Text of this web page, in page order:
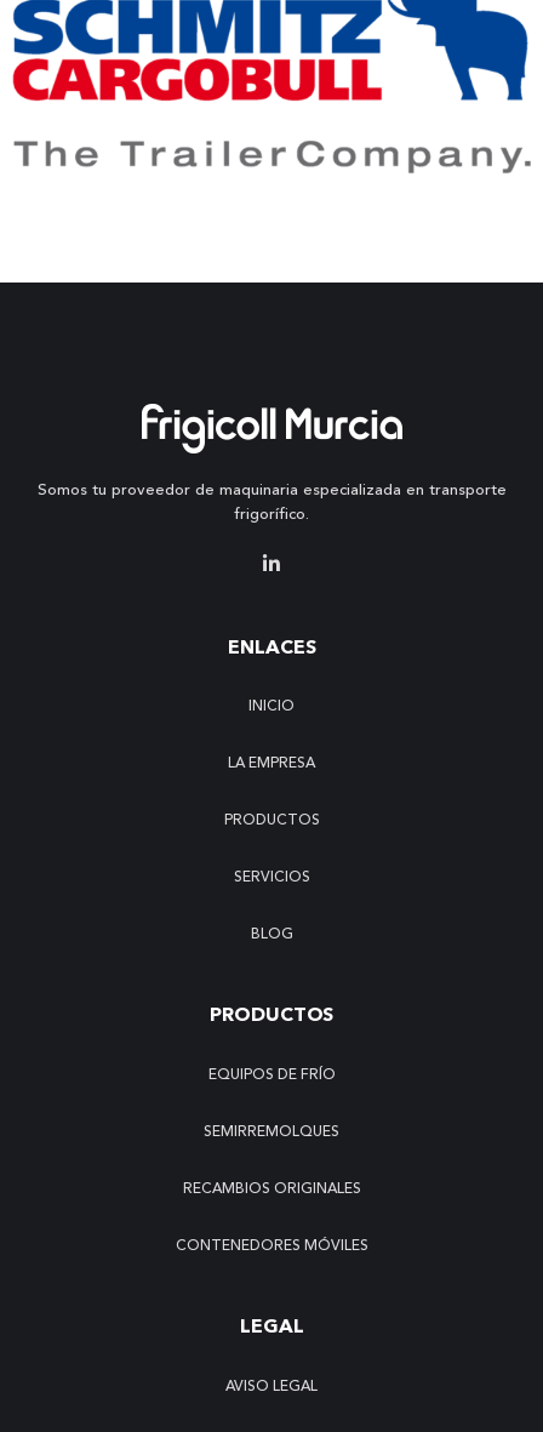
Somos tu proveedor de maquinaria especializada en transporte
frigorífico.
ENLACES
INICIO
LA EMPRESA
PRODUCTOS
SERVICIOS
BLOG
PRODUCTOS
EQUIPOS DE FRÍO
SEMIRREMOLQUES
RECAMBIOS ORIGINALES
CONTENEDORES MÓVILES
LEGAL
AVISO LEGAL